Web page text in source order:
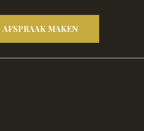
AFSPRAAK MAKEN